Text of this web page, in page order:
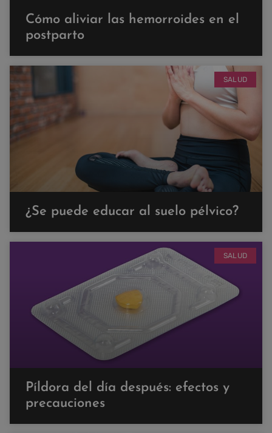
Cómo aliviar las hemorroides en el
postparto
SALUD
¿Se puede educar al suelo pélvico?
SALUD
Píldora del día después: efectos y
precauciones